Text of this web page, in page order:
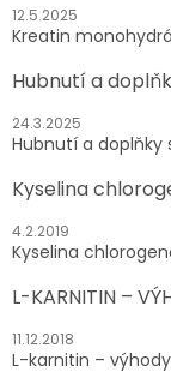
12.5.2025
Kreatin
Hubnutí a
24.3.2025
Hubnutí a doplňky
Kyselina
4.2.2019
Kyselina
L-KARNITIN –
11.12.2018
L-karnitin –